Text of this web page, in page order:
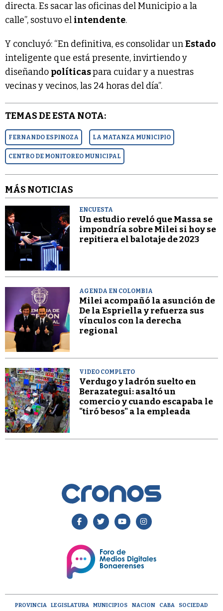
directa. Es sacar las oficinas del Municipio a la
calle”, sostuvo el intendente.
Y concluyó: “En definitiva, es consolidar unEstado
inteligente que está presente, invirtiendo y
diseñando políticaspara cuidar y a nuestras
vecinas y vecinos, las 24 horas del día”.
TEMAS DE ESTA NOTA:
FERNANDO ESPINOZA LA MATANZA MUNICIPIO
CENTRO DE MONITOREO MUNICIPAL
MÁS NOTICIAS
ENCUESTA
Un estudio reveló que Massa se
impondría sobre Milei si hoy se
repitiera el balotaje de 2023
AGENDA EN COLOMBIA
Milei acompañó la asunción de
De la Espriella y refuerza sus
vínculos con la derecha
regional
VIDEO COMPLETO
Verdugo y ladrón suelto en
Berazategui: asaltó un
comercio y cuando escapaba le
"tiró besos" a la empleada
PROVINCIA LEGISLATURA MUNICIPIOS NACION CABA SOCIEDAD